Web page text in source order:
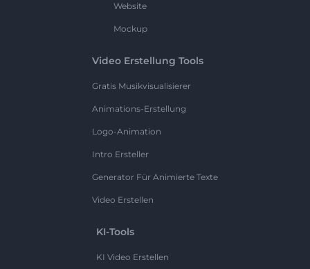
Website
Mockup
Video Erstellung Tools
Gratis Musikvisualisierer
Animations-Erstellung
Logo-Animation
Intro Ersteller
Generator Für Animierte Texte
Video Erstellen
KI-Tools
KI Video Erstellen